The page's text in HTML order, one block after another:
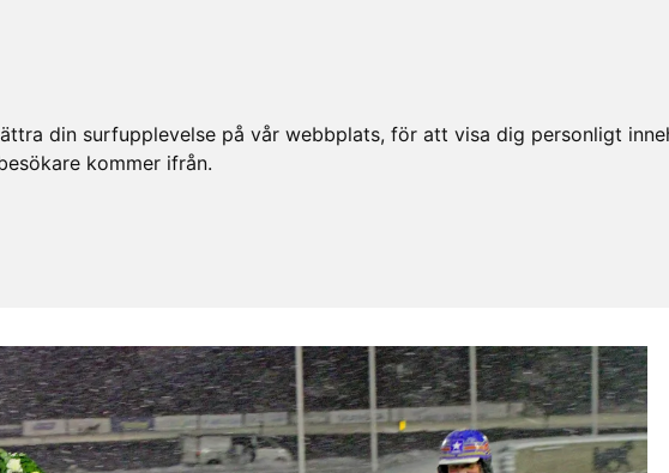
din surfupplevelse på vår webbplats, för att visa dig personligt
kommer ifrån.